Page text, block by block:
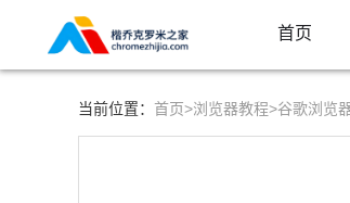
首页
当前位置： 首页>浏览器教程>谷歌浏览